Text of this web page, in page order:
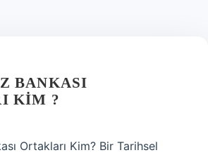
BANKASI
KIM ?
Ortakları Kim? Bir Tarihsel